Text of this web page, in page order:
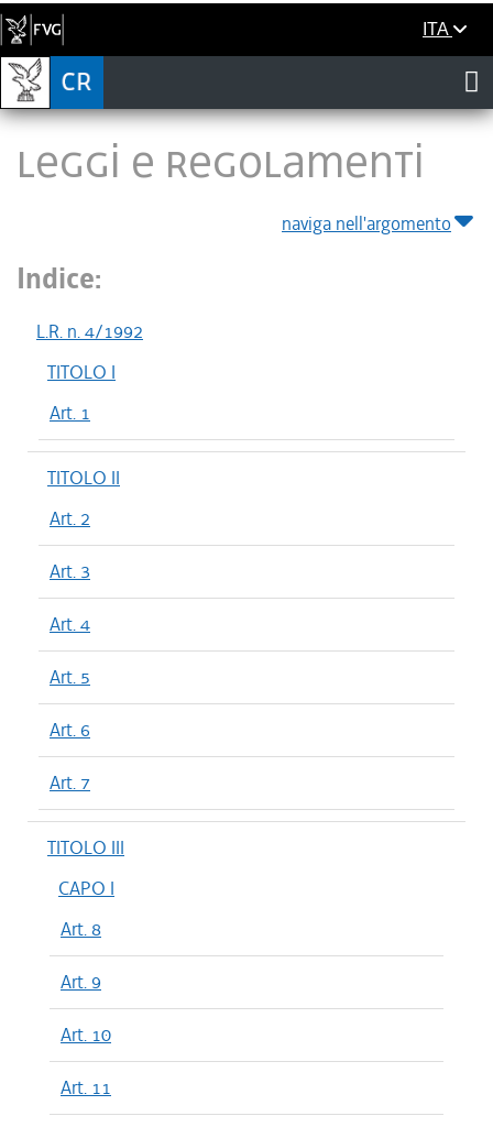
ITA
LEGGI E REGOLAMENTI
naviga nell'argomento
Indice:
L.R. n. 4/1992
TITOLO I
Art. 1
TITOLO II
Art. 2
Art. 3
Art. 4
Art. 5
Art. 6
Art. 7
TITOLO III
CAPO I
Art. 8
Art. 9
Art. 10
Art. 11